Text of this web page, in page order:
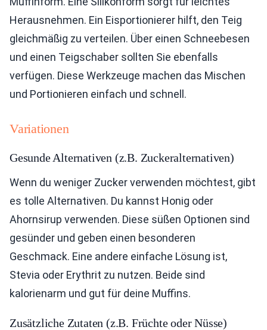
Herausnehmen. Ein Eisportionierer hilft, den Teig
gleichmäßig zu verteilen. Über einen Schneebesen
und einen Teigschaber sollten Sie ebenfalls
verfügen. Diese Werkzeuge machen das Mischen
und Portionieren einfach und schnell.
Variationen
Gesunde Alternativen (z.B. Zuckeralternativen)
Wenn du weniger Zucker verwenden möchtest, gibt
es tolle Alternativen. Du kannst Honig oder
Ahornsirup verwenden. Diese süßen Optionen sind
gesünder und geben einen besonderen
Geschmack. Eine andere einfache Lösung ist,
Stevia oder Erythrit zu nutzen. Beide sind
kalorienarm und gut für deine Muffins.
Zusätzliche Zutaten (z.B. Früchte oder Nüsse)